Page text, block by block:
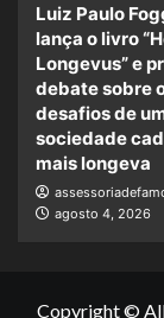
Luiz Paulo
lança o livro
Longevus” e
debate sobre
desafios de
sociedade
mais longeva
agosto 4, 2026
Copyright ©